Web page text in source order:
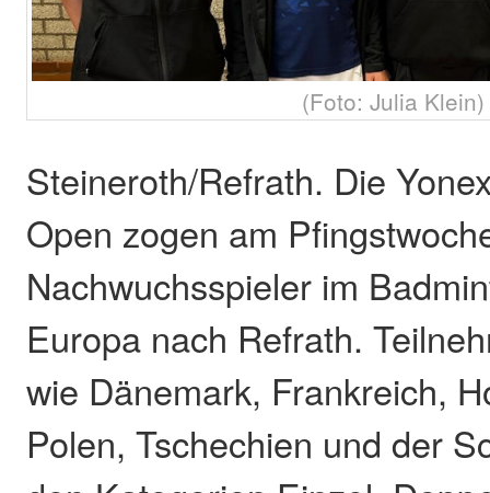
(Foto: Julia Klein)
Steineroth/Refrath. Die
Open zogen am
Nachwuchsspieler im
Europa nach Refrath.
wie Dänemark, Frankreich,
Polen, Tschechien und der